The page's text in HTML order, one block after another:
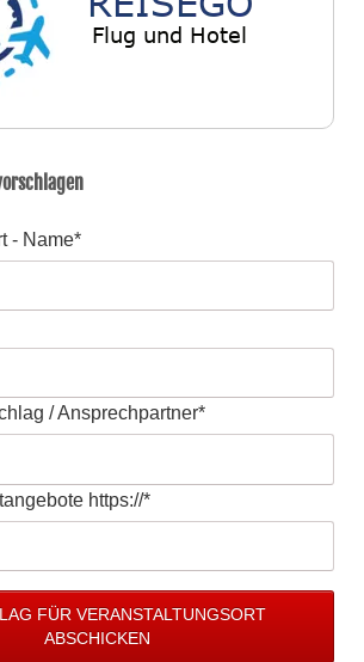
- Name*
/ Ansprechpartner*
https://*
FÜR VERANSTALTUNGSORT
ABSCHICKEN